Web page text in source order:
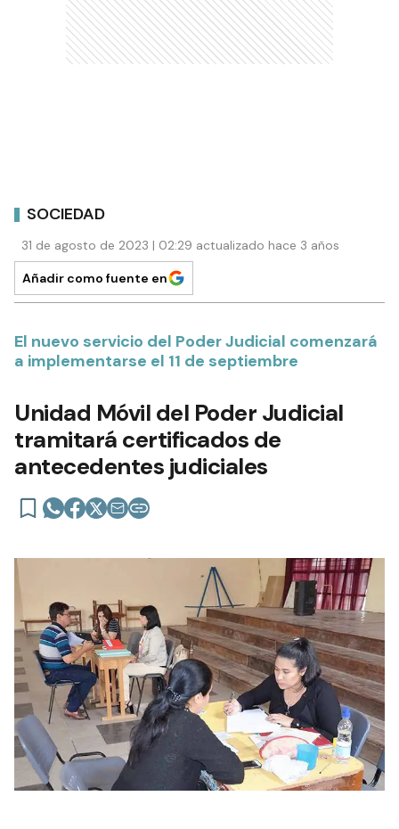
SOCIEDAD
31 de agosto de 2023 | 02:29 actualizado hace 3 años
Añadir como fuente en
El nuevo servicio del Poder Judicial comenzará
a implementarse el 11 de septiembre
Unidad Móvil del Poder Judicial
tramitará certificados de
antecedentes judiciales